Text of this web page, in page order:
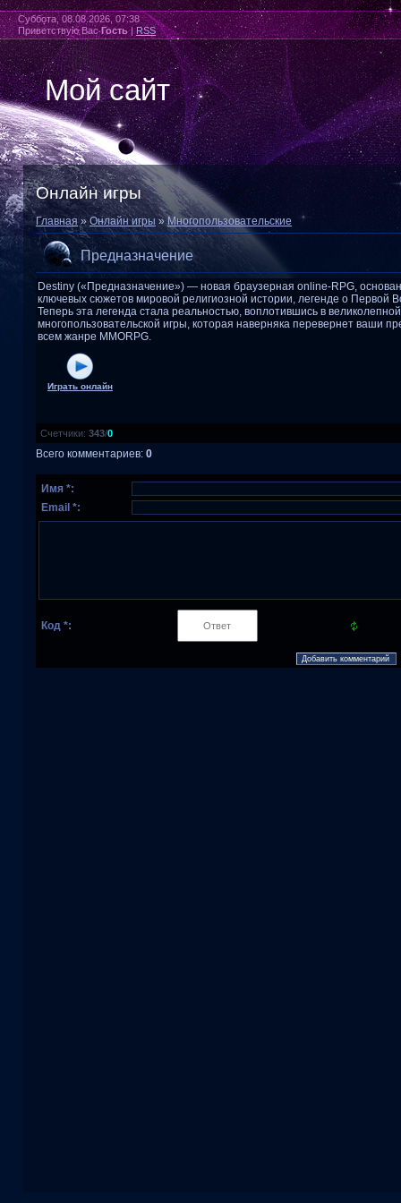
Суббота, 08.08.2026, 07:38
Приветствую Вас Гость|RSS
Мой сайт
Онлайн игры
Главная »Онлайн игры »Многопользовательские
Предназначение
Destiny («Предназначение») — новая браузерная online-RPG,
ключевых сюжетов мировой религиозной истории, легенде о Первой
Теперь эта легенда стала реальностью, воплотившись в
многопользовательской игры, которая наверняка перевернет ваши
всем жанре MMORPG.
Играть онлайн
Счетчики: 343/0
Всего комментариев: 0
Имя *:
Email *:
Код *: